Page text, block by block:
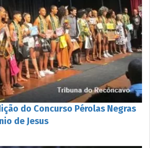
do Concurso Pérolas Negras
de Jesus